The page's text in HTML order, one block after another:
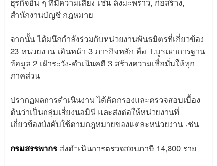
ธุรกิจอื่น ๆ ที่มีความเสี่ยง เช่น ล้งมะพร้าว, ก่อสร้าง,
สำนักงานบัญชี กฎหมาย
จากนั้น ได้ผนึกกำลังร่วมกับหน่วยงานพันธมิตรที่เกี่ยวข้อง
23 หน่วยงาน เดินหน้า 3 ภารกิจหลัก คือ 1.บูรณาการฐาน
ข้อมูล 2.เฝ้าระวัง-ดำเนินคดี 3.สร้างความเชื่อมั่นให้ทุก
ภาคส่วน
ปรากฏผลการดำเนินงาน ได้คัดกรองและตรวจสอบเบื้อง
ต้นว่าเป็นกลุ่มเสี่ยงนอมินี และส่งต่อให้หน่วยงานที่
เกี่ยวข้องบังคับใช้ตามกฎหมายของแต่ละหน่วยงาน เช่น
กรมสรรพากรส่งดำเนินการตรวจสอบภาษี 14,800 ราย